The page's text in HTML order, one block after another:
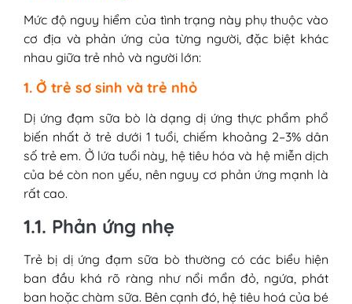
Mức độ nguy hiểm của tình trạng này phụ thuộc vào
cơ địa và phản ứng của từng người, đặc biệt khác
nhau giữa trẻ nhỏ và người lớn:
1. Ở trẻ sơ sinh và trẻ nhỏ
Dị ứng đạm sữa bò là dạng dị ứng thực phẩm phổ
biến nhất ở trẻ dưới 1 tuổi, chiếm khoảng 2–3% dân
số trẻ em. Ở lứa tuổi này, hệ tiêu hóa và hệ miễn dịch
của bé còn non yếu, nên nguy cơ phản ứng mạnh là
rất cao.
1.1. Phản ứng nhẹ
Trẻ bị dị ứng đạm sữa bò thường có các biểu hiện
ban đầu khá rõ ràng như nổi mẩn đỏ, ngứa, phát
ban hoặc chàm sữa. Bên cạnh đó, hệ tiêu hoá của bé